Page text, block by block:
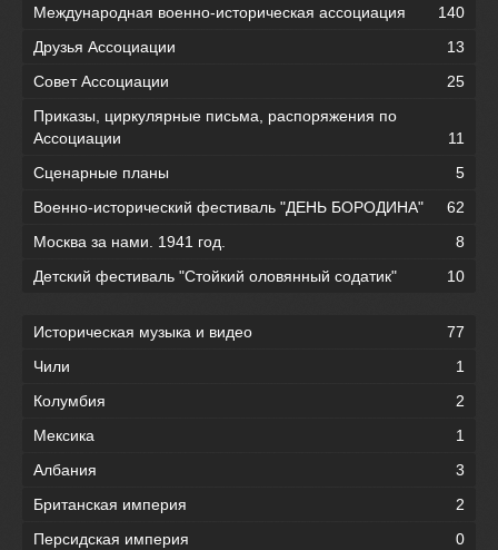
Международная военно-историческая ассоциация
140
Друзья Ассоциации
13
Совет Ассоциации
25
Приказы, циркулярные письма, распоряжения по
Ассоциации
11
Сценарные планы
5
Военно-исторический фестиваль "ДЕНЬ БОРОДИНА"
62
Москва за нами. 1941 год.
8
Детский фестиваль "Стойкий оловянный содатик"
10
Историческая музыка и видео
77
Чили
1
Колумбия
2
Мексика
1
Албания
3
Британская империя
2
Персидская империя
0